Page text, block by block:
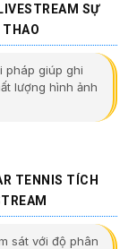
SỰ
THAO
pháp giúp ghi
lượng hình ảnh
TENNIS TÍCH
sát với độ phân